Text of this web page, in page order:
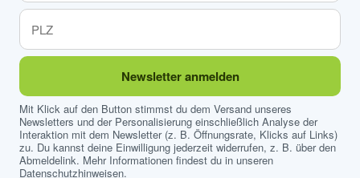
Newsletter anmelden
Mit Klick auf den Button stimmst du dem Versand unseres
Newsletters und der Personalisierung einschließlich Analyse der
Interaktion mit dem Newsletter (z. B. Öffnungsrate, Klicks auf Links)
zu. Du kannst deine Einwilligung jederzeit widerrufen, z. B. über den
Abmeldelink. Mehr Informationen findest du in unseren
Datenschutzhinweisen.